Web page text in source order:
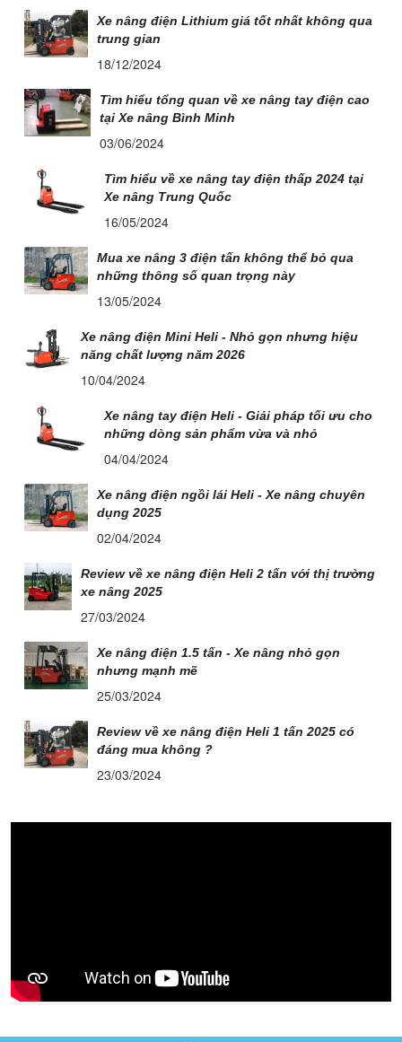
Xe nâng điện Lithium giá tốt nhất không qua
trung gian
18/12/2024
Tìm hiểu tổng quan về xe nâng tay điện cao
tại Xe nâng Bình Minh
03/06/2024
Tìm hiểu về xe nâng tay điện thấp 2024 tại
Xe nâng Trung Quốc
16/05/2024
Mua xe nâng 3 điện tấn không thể bỏ qua
những thông số quan trọng này
13/05/2024
Xe nâng điện Mini Heli - Nhỏ gọn nhưng hiệu
năng chất lượng năm 2026
10/04/2024
Xe nâng tay điện Heli - Giải pháp tối ưu cho
những dòng sản phẩm vừa và nhỏ
04/04/2024
Xe nâng điện ngồi lái Heli - Xe nâng chuyên
dụng 2025
02/04/2024
Review về xe nâng điện Heli 2 tấn với thị trường
xe nâng 2025
27/03/2024
Xe nâng điện 1.5 tấn - Xe nâng nhỏ gọn
nhưng mạnh mẽ
25/03/2024
Review về xe nâng điện Heli 1 tấn 2025 có
đáng mua không ?
23/03/2024